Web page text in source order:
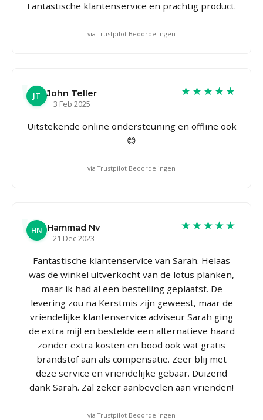
Fantastische klantenservice en prachtig product.
via Trustpilot Beoordelingen
JT
John Teller
3 Feb 2025
★★★★★
Uitstekende online ondersteuning en offline ook
😊
via Trustpilot Beoordelingen
HN Hammad Nv
21 Dec 2023
★★★★★
Fantastische klantenservice van Sarah. Helaas
was de winkel uitverkocht van de lotus planken,
maar ik had al een bestelling geplaatst. De
levering zou na Kerstmis zijn geweest, maar de
vriendelijke klantenservice adviseur Sarah ging
de extra mijl en bestelde een alternatieve haard
zonder extra kosten en bood ook wat gratis
brandstof aan als compensatie. Zeer blij met
deze service en vriendelijke gebaar. Duizend
dank Sarah. Zal zeker aanbevelen aan vrienden!
via Trustpilot Beoordelingen